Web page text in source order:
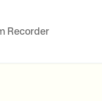
Recorder